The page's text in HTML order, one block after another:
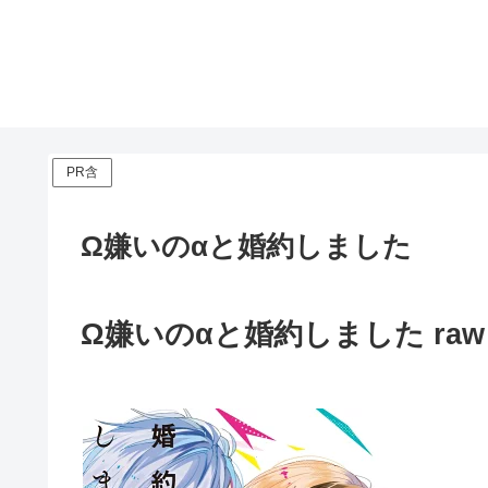
PR含
Ω嫌いのαと婚約しました
Ω嫌いのαと婚約しました